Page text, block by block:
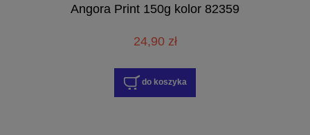
Angora Print 150g kolor 82359
24,90 zł
do koszyka